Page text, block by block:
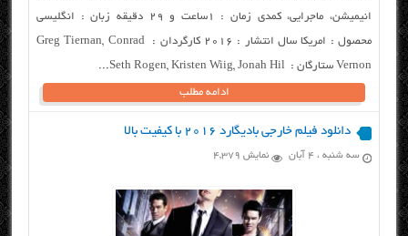
انیمیشن، ماجرایی، کمدی زمان : ۱ساعت و ۲۹ دقیقه زبان : انگلیسی
محصول : امریکا سال انتشار : ۲۰۱۶ کارگردان : Greg Tiernan, Conrad
Vernon ستارگان : Seth Rogen, Kristen Wiig, Jonah Hil...
ادامه مطلب
دانلود فیلم خارجی بادیگارد ۲۰۱۶ با کیفیت بالا
سه شنبه ، ۴ آبان نمایش 4,379